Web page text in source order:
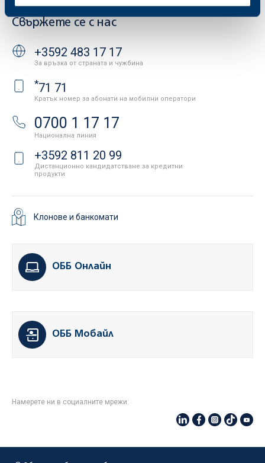
Свържете се с нас
+3592 483 17 17
За връзка от страната и чужбина
*71 71
Кратък номер за абонати на мобилни оператори
0700 1 17 17
Национална линия
+3592 811 20 99
Дистанционно кандидатстване за кредитни
продукти
Клонове и банкомати
ОББ Онлайн
ОББ Мобайл
Намерете ни в социалните мрежи: